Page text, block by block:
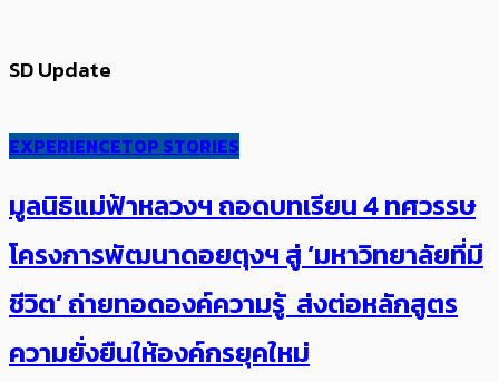
SD Update
EXPERIENCETOP STORIES
มูลนิธิแม่ฟ้าหลวงฯ ถอดบทเรียน 4 ทศวรรษ
โครงการพัฒนาดอยตุงฯ สู่ ‘มหาวิทยาลัยที่มี
ชีวิต’ ถ่ายทอดองค์ความรู้ ส่งต่อหลักสูตร
ความยั่งยืนให้องค์กรยุคใหม่